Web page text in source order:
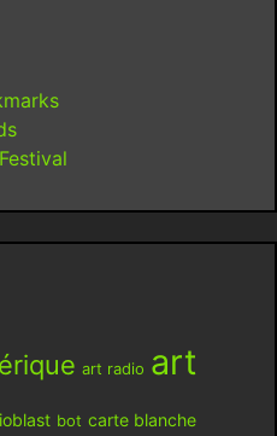
art radio art
bot carte blanche